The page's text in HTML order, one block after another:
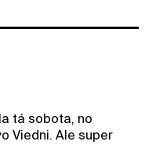
tá sobota, no
Viedni. Ale super